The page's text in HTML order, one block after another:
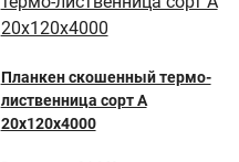
Планкен скошенный термо-
лиственница сорт А
20х120х4000